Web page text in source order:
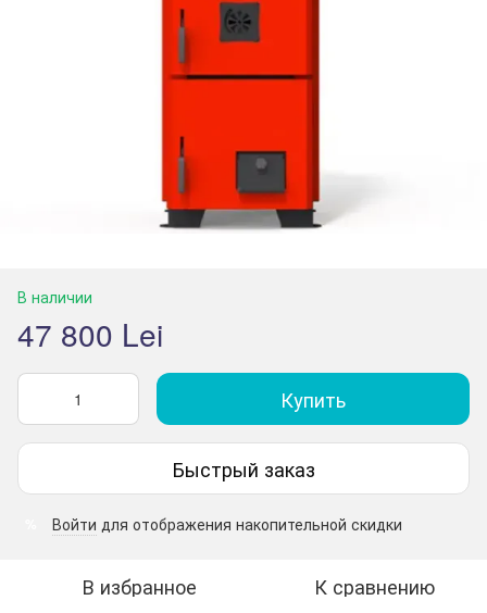
В наличии
47 800 Lei
Купить
Быстрый заказ
Войти для отображения накопительной скидки
В избранное К сравнению